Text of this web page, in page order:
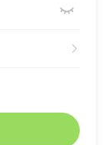

